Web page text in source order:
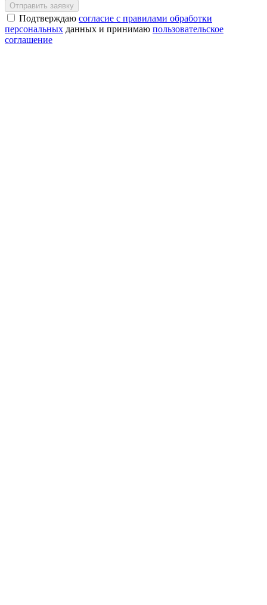
Отправить заявку
Подтверждаю согласие с правилами обработки
персональных данных и принимаю пользовательское
соглашение